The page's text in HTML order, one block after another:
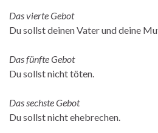
Das vierte Gebot
Du sollst deinen Vater und deine
Das fünfte Gebot
Du sollst nicht töten.
Das sechste Gebot
Du sollst nicht ehebrechen.